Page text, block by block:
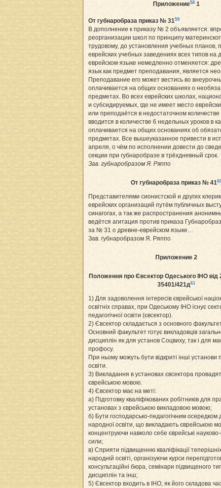
Приложение58 1
От губнаробраза приказ № 3159
В дополнение к приказу № 2 объявляется:
реорганизации школ по принципу
трудовому, до установления учебных планов,
еврейских учебных заведениях всех типов на
еврейском языке немедленно отменяется:
язык как предмет преподавания, является
Преподавание его может вестись во
оплачивается на общих основаниях о
предметах. Во всех еврейских школах,
и субсидируемых, где не имеет место
или преподаётся в недостаточном количестве
вводится в количестве 6 недельных уроков в
оплачивается на общих основаниях об
предметах. Все вышеуказанное привести в
апреля, о чём по исполнении довести до
секции при губнаробразе в трёхдневный срок.
Зав. губнаробразом Я. Ряппо
От губнаробраза приказ № 41
Представителями сионистской и других
еврейских организаций путём публичных
синагогах, а так же распространения
ведётся агитация против приказа
за № 31 о древне-еврейском языке…
Зав. губнаробразом Я. Ряппо
Приложение 2
Положення про Євсектор Одеського ІНО від
35401/421д61
1) Для задоволення інтересів єврейської
освітніх справах, при Одеському ІНО існує
педагогічної освіти (євсектор).
2) Євсектор складається з основного
Основний факультет готує викладовців
дисциплін як для установ Соцвиху, так і для
профосу.
При ньому можуть бути відкриті інші установи
освіти.
3) Викладання в установах євсектора
єврейською мовою.
4) Євсектор має на меті:
а) Підготовку кваліфікованих робітників для
установах з єврейською викладовою мовою;
б) Бути господарсько-педагогічним осередком
народної освіти, що викладають єврейською
концентруючи навколо себе єврейські науково-
сили;
в) Сприяти підвищенню кваліфікації
народній освіті, організуючи курси
консультаційні бюра, семінари підвищеного
дисциплін та інш;
5) Євсектор входить в ІНО, як його складова